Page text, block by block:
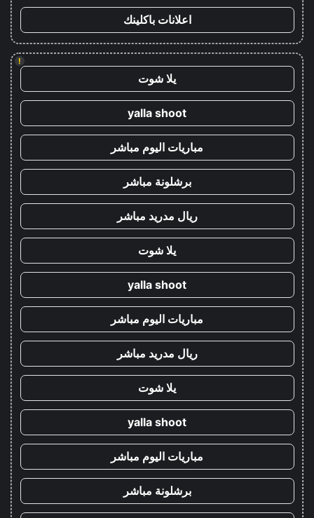
اعلانات باكلينك
!
يلا شوت
yalla shoot
مباريات اليوم مباشر
برشلونة مباشر
ريال مدريد مباشر
يلا شوت
yalla shoot
مباريات اليوم مباشر
ريال مدريد مباشر
يلا شوت
yalla shoot
مباريات اليوم مباشر
برشلونة مباشر